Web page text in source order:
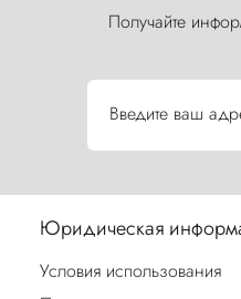
Получайте
Введите ваш
Юридическая
Условия использования